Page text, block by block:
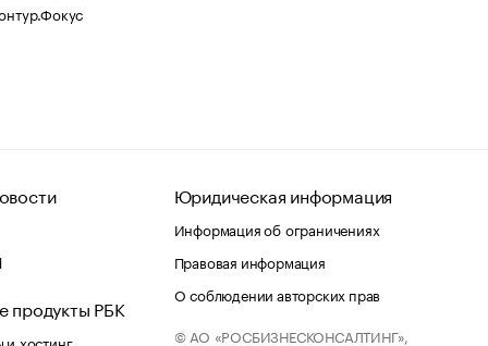
продукты РБК
хостинг
Юридическая информация
Информация об ограничениях
Правовая информация
О соблюдении авторских прав
© АО «РОСБИЗНЕСКОНСАЛТИНГ»,